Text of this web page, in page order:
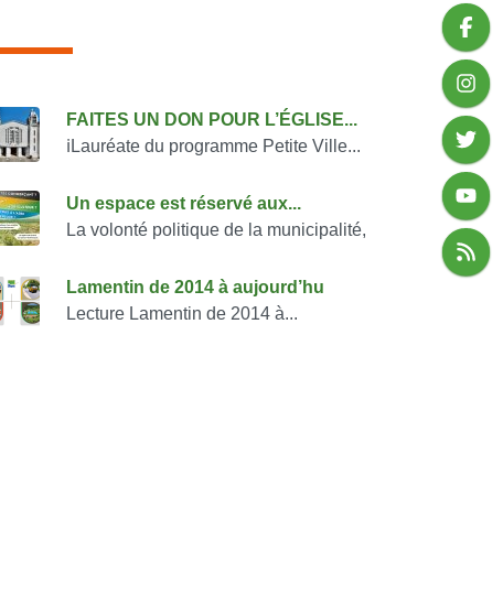
également
FAITES UN DON POUR L’ÉGLISE...
ℹ️Lauréate du programme Petite Ville...
Un espace est réservé aux...
La volonté politique de la municipalité,
Lamentin de 2014 à aujourd’hu
Lecture Lamentin de 2014 à...